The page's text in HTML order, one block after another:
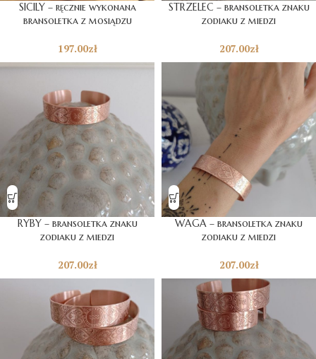
SICILY – ręcznie wykonana
bransoletka z mosiądzu
197.00zł
STRZELEC – bransoletka znaku
zodiaku z miedzi
207.00zł
RYBY – bransoletka znaku
zodiaku z miedzi
207.00zł
WAGA – bransoletka znaku
zodiaku z miedzi
207.00zł